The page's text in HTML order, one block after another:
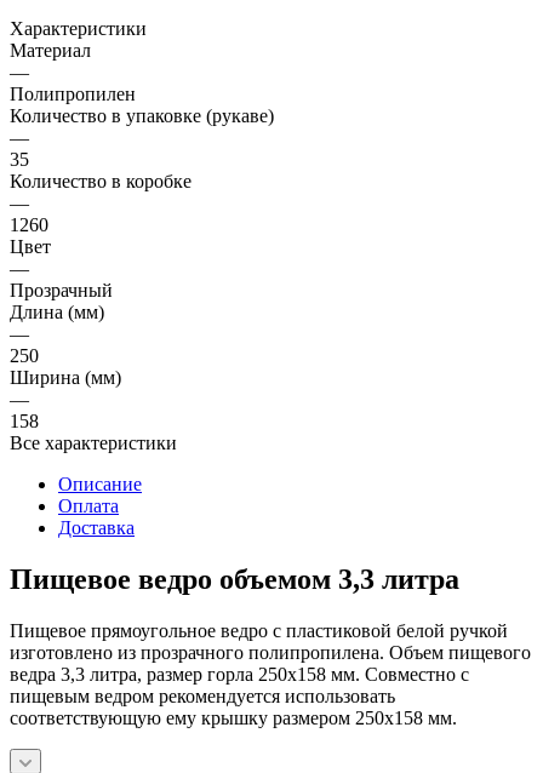
Характеристики
Материал
—
Полипропилен
Количество в упаковке (рукаве)
—
35
Количество в коробке
—
1260
Цвет
—
Прозрачный
Длина (мм)
—
250
Ширина (мм)
—
158
Все характеристики
Описание
Оплата
Доставка
Пищевое ведро объемом 3,3 литра
Пищевое прямоугольное ведро с пластиковой белой ручкой
изготовлено из прозрачного полипропилена. Объем пищевого
ведра 3,3 литра, размер горла 250х158 мм. Совместно с
пищевым ведром рекомендуется использовать
соответствующую ему крышку размером 250х158 мм.